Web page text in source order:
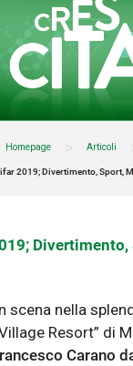
Homepage > Articoli
2019; Divertimento, Sport,
Divertimento,
scena nella
Resort” di
Carano